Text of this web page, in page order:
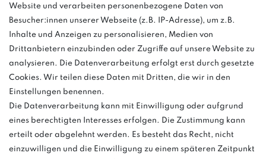
03763 4048350
Montag - Freitag, 08:00 - 16:00
Anrufe aus dem dt. Festnetz zum Ortstarif, Preise aus dem Mobilfunknetz
ggf. abweichend (abhängig vom Provider).
und
weitere.
Website und verarbeiten personenbezogene Daten von
Besucher:innen unserer Webseite (z.B. IP-Adresse), um z.B.
Inhalte und Anzeigen zu personalisieren, Medien von
Drittanbietern einzubinden oder Zugriffe auf unsere Website zu
analysieren. Die Datenverarbeitung erfolgt erst durch gesetzte
Cookies. Wir teilen diese Daten mit Dritten, die wir in den
Einstellungen benennen.
Die Datenverarbeitung kann mit Einwilligung oder aufgrund
eines berechtigten Interesses erfolgen. Die Zustimmung kann
erteilt oder abgelehnt werden. Es besteht das Recht, nicht
einzuwilligen und die Einwilligung zu einem späteren Zeitpunkt